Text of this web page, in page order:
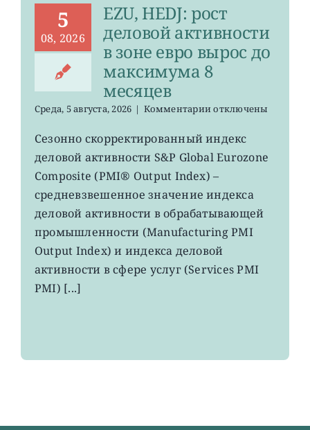
5
08, 2026
EZU, HEDJ: рост
деловой активности
в зоне евро вырос до
максимума 8
месяцев
Среда, 5 августа, 2026 | Комментариик
EZU,
HEDJ:
рост
деловой
в
зоне
евро
вырос
до
максимума
отключены
Сезонно скорректированный индекс
деловой активности S&P Global Eurozone
Composite (PMI® Output Index) –
средневзвешенное значение индекса
деловой активности в обрабатывающей
промышленности (Manufacturing PMI
Output Index) и индекса деловой
активности в сфере услуг (Services PMI
PMI) [...]